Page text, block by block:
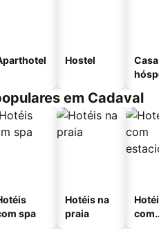
Hostel
em Cadaval
spa
Hotéis na
praia
com